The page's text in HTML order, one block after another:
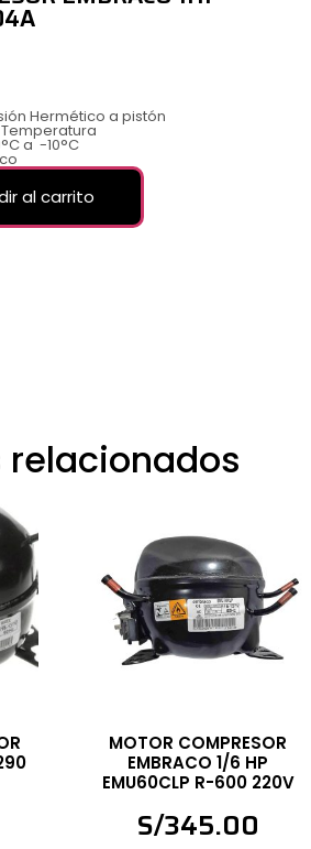
Hermético a pistón
a -10°C
al carrito
relacionados
MOTOR COMPRESOR
EMBRACO 1/6 HP
EMU60CLP R-600 220V
S/345.00